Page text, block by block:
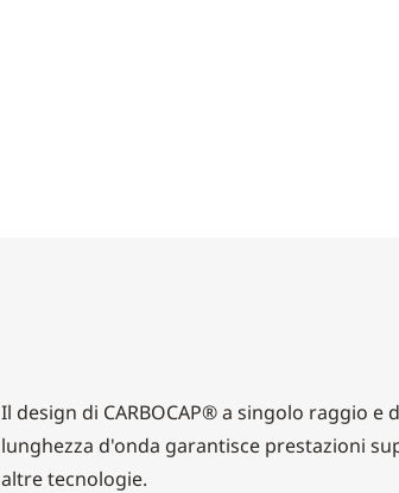
Il design di CARBOCAP® a singolo raggio e
lunghezza d'onda garantisce prestazioni
altre tecnologie.